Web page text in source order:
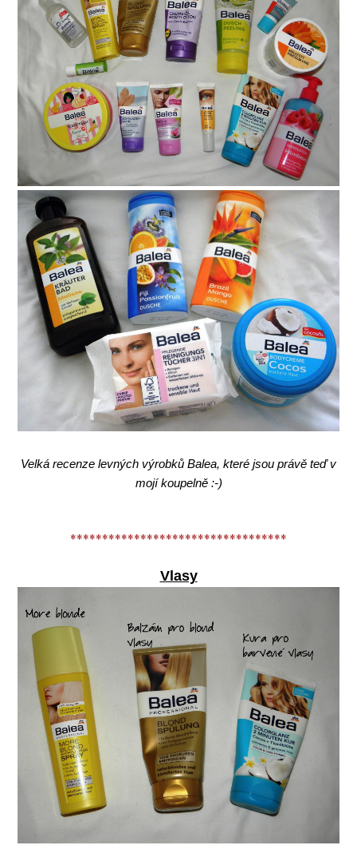
Velká recenze levných výrobků Balea, které jsou právě teď v
mojí koupelně :-)
**********************************
Vlasy